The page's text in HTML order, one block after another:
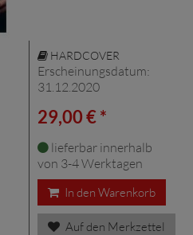
HARDCOVER
Erscheinungsdatum:
31.12.2020
29,00 € *
lieferbar innerhalb
von 3-4 Werktagen
In den Warenkorb
Auf den Merkzettel